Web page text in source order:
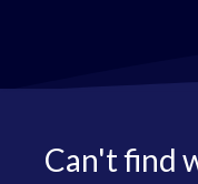
Can't find